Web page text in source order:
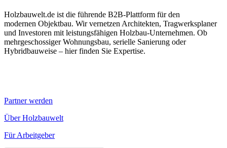
Holzbauwelt.de ist die führende B2B-Plattform für den
modernen Objektbau. Wir vernetzen Architekten, Tragwerksplaner
und Investoren mit leistungsfähigen Holzbau-Unternehmen. Ob
mehrgeschossiger Wohnungsbau, serielle Sanierung oder
Hybridbauweise – hier finden Sie Expertise.
Partner werden
Über Holzbauwelt
Für Arbeitgeber